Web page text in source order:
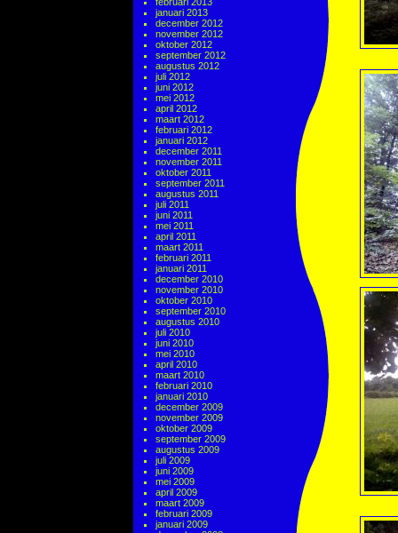
januari 2013
december 2012
november 2012
oktober 2012
september 2012
augustus 2012
juli 2012
juni 2012
mei 2012
april 2012
maart 2012
februari 2012
januari 2012
december 2011
november 2011
oktober 2011
september 2011
augustus 2011
juli 2011
juni 2011
mei 2011
april 2011
maart 2011
februari 2011
januari 2011
december 2010
november 2010
oktober 2010
september 2010
augustus 2010
juli 2010
juni 2010
mei 2010
april 2010
maart 2010
februari 2010
januari 2010
december 2009
november 2009
oktober 2009
september 2009
augustus 2009
juli 2009
juni 2009
mei 2009
april 2009
maart 2009
februari 2009
januari 2009